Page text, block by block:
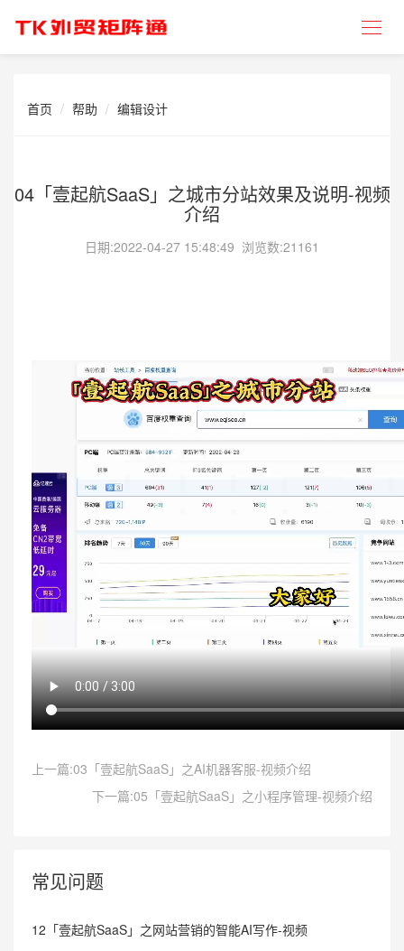
首页 帮助 编辑设计
04「壹起航SaaS」之城市分站效果及说明-视频
介绍
日期:2022-04-27 15:48:49 浏览数:21161
上一篇:03「壹起航SaaS」之AI机器客服-视频介绍
下一篇:05「壹起航SaaS」之小程序管理-视频介绍
常见问题
12「壹起航SaaS」之网站营销的智能AI写作-视频